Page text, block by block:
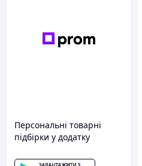
Персональні товарні
підбірки у додатку